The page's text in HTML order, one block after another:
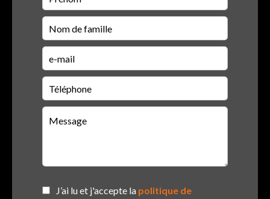
J’ai lu et j'accepte la politique de